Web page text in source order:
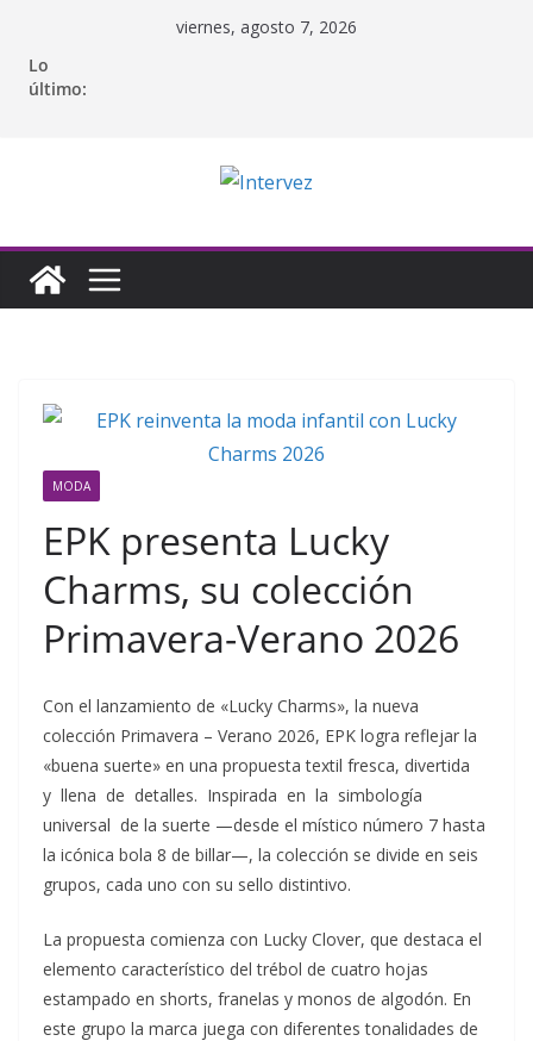
contenido
viernes, agosto 7, 2026
Lo
último:
MODA
EPK presenta Lucky
Charms, su colección
Primavera-Verano 2026
Con el lanzamiento de «Lucky Charms», la nueva
colección Primavera – Verano 2026, EPK logra reflejar la
«buena suerte» en una propuesta textil fresca, divertida
y llena de detalles. Inspirada en la simbología
universal de la suerte —desde el místico número 7 hasta
la icónica bola 8 de billar—, la colección se divide en seis
grupos, cada uno con su sello distintivo.
La propuesta comienza con Lucky Clover, que destaca el
elemento característico del trébol de cuatro hojas
estampado en shorts, franelas y monos de algodón. En
este grupo la marca juega con diferentes tonalidades de